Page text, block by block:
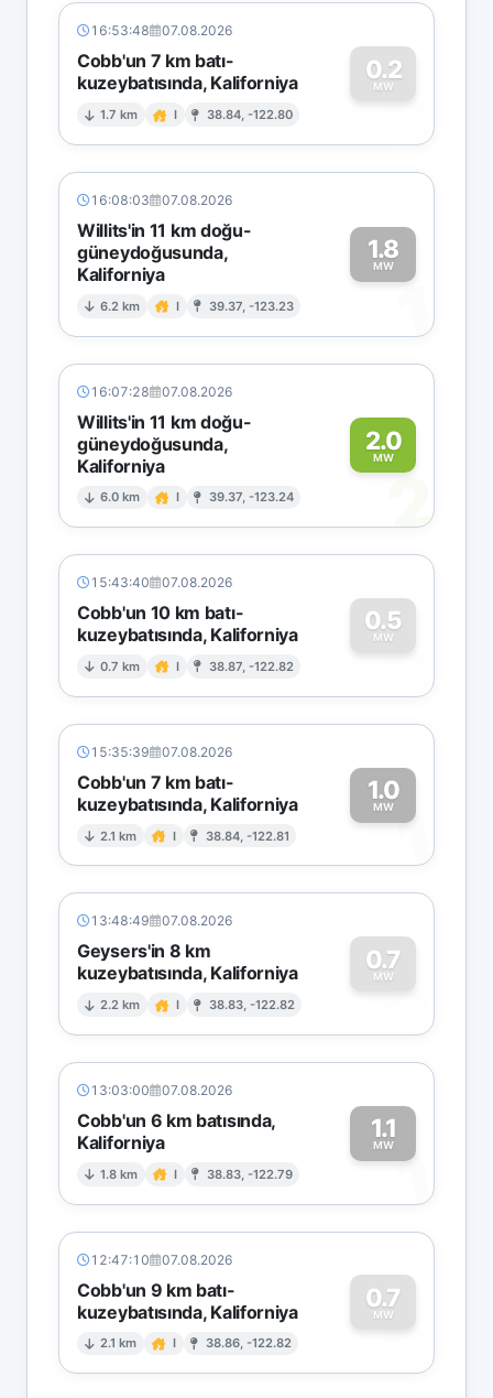
16:53:48 07.08.2026
Cobb'un 7 km batı-
kuzeybatısında, Kaliforniya
1.7 km I 38.84, -122.80
0.2
MW
0
16:08:03 07.08.2026
Willits'in 11 km doğu-
güneydoğusunda,
Kaliforniya
6.2 km I 39.37, -123.23
1.8
MW
1
16:07:28 07.08.2026
Willits'in 11 km doğu-
güneydoğusunda,
Kaliforniya
6.0 km I 39.37, -123.24
2.0
MW
2
15:43:40 07.08.2026
Cobb'un 10 km batı-
kuzeybatısında, Kaliforniya
0.7 km I 38.87, -122.82
0.5
MW
0
15:35:39 07.08.2026
Cobb'un 7 km batı-
kuzeybatısında, Kaliforniya
2.1 km I 38.84, -122.81
1.0
MW1
13:48:49 07.08.2026
Geysers'in 8 km
kuzeybatısında, Kaliforniya
2.2 km I 38.83, -122.82
0.7
MW
0
13:03:00 07.08.2026
Cobb'un 6 km batısında,
Kaliforniya
1.8 km I 38.83, -122.79
1.1
MW1
12:47:10 07.08.2026
Cobb'un 9 km batı-
kuzeybatısında, Kaliforniya
2.1 km I 38.86, -122.82
0.7
MW
0